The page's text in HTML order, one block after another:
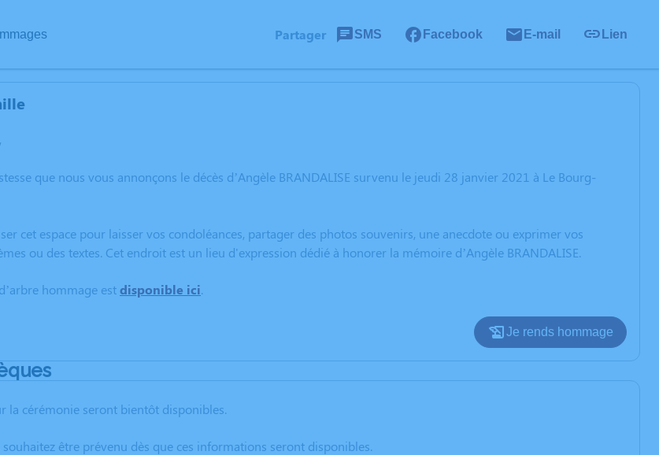
Partager SMS Facebook E-mail Lien
que nous vous annonçons le décès d’Angèle BRANDALISE survenu le jeudi 28 janvier 2021 à Le Bourg-
cet espace pour laisser vos condoléances, partager des photos souvenirs, une anecdote ou exprimer vos
ou des textes. Cet endroit est un lieu d'expression dédié à honorer la mémoire d’Angèle BRANDALISE.
hommage estdisponible ici.
Je rends hommage
la cérémonie seront bientôt disponibles.
être prévenu dès que ces informations seront disponibles.